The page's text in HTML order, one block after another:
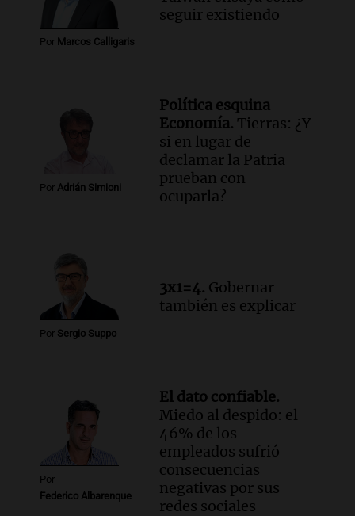
Audio.
Debate en el Senado y protesta
en Rosario contra la ley de Propiedad
Privada.
Audio.
Manifestación en Rosario contra
la ley de Propiedad Privada debatida en
el Senado.
Viva la Radio Rosario
Luis Juez cuestionó la polémica
Informados al regreso
Episodios
Por Marcos Calligaris
seguir existiendo
Por Adrián Simioni
Política esquina
Economía. Tierras: ¿Y
si en lugar de
declamar la Patria
prueban con
ocuparla?
Por Sergio Suppo
3x1=4. Gobernar
también es explicar
Por
Federico Albarenque
El dato confiable.
Miedo al despido: el
46% de los
empleados sufrió
consecuencias
negativas por sus
redes sociales